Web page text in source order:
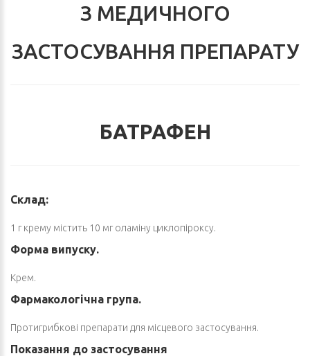
З МЕДИЧНОГО
ЗАСТОСУВАННЯ ПРЕПАРАТУ
БАТРАФЕН
Склад:
1 г крему містить 10 мг оламіну циклопіроксу.
Форма випуску.
Крем.
Фармакологічна група.
Протигрибкові препарати для місцевого застосування.
Показання до застосування